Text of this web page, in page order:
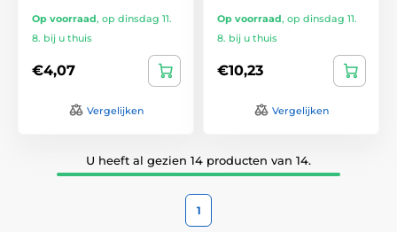
Op voorraad, op dinsdag 11.
8. bij u thuis
€4,07
Vergelijken
Op voorraad, op dinsdag 11.
8. bij u thuis
€10,23
Vergelijken
U heeft al gezien 14 producten van 14.
1